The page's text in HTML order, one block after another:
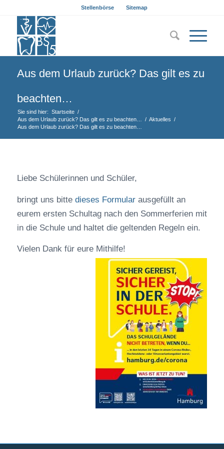
Stellenbörse Sitemap
Aus dem Urlaub zurück? Das gilt es zu
beachten…
Sie sind hier: Startseite /
Aus dem Urlaub zurück? Das gilt es zu beachten…
/ Aktuelles /
Aus dem Urlaub zurück? Das gilt es zu beachten…
Liebe Schülerinnen und Schüler,
bringt uns bitte dieses Formularausgefüllt an
eurem ersten Schultag nach den Sommerferien mit
in die Schule und haltet die geltenden Regeln ein.
Vielen Dank für eure Mithilfe!